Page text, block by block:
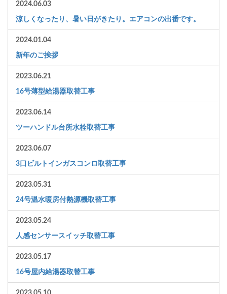
2024.06.03
涼しくなったり、暑い日がきたり。エアコンの出番です。
2024.01.04
新年のご挨拶
2023.06.21
16号薄型給湯器取替工事
2023.06.14
ツーハンドル台所水栓取替工事
2023.06.07
3口ビルトインガスコンロ取替工事
2023.05.31
24号温水暖房付熱源機取替工事
2023.05.24
人感センサースイッチ取替工事
2023.05.17
16号屋内給湯器取替工事